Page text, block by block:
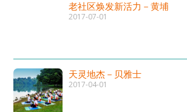
老社区焕发新活力－黄埔
2017-07-01
天灵地杰－贝雅士
2017-04-01